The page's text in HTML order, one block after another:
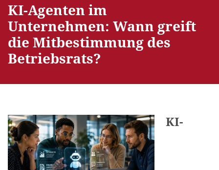
KI-Agenten im
Unternehmen: Wann greift
die Mitbestimmung des
Betriebsrats?
KI-